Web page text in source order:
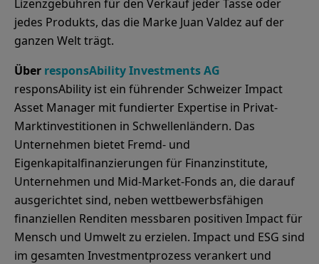
Lizenzgebühren für den Verkauf jeder Tasse oder
jedes Produkts, das die Marke Juan Valdez auf der
ganzen Welt trägt.
Über responsAbility Investments AG
responsAbility ist ein führender Schweizer Impact
Asset Manager mit fundierter Expertise in Privat-
Marktinvestitionen in Schwellenländern. Das
Unternehmen bietet Fremd- und
Eigenkapitalfinanzierungen für Finanzinstitute,
Unternehmen und Mid-Market-Fonds an, die darauf
ausgerichtet sind, neben wettbewerbsfähigen
finanziellen Renditen messbaren positiven Impact für
Mensch und Umwelt zu erzielen. Impact und ESG sind
im gesamten Investmentprozess verankert und